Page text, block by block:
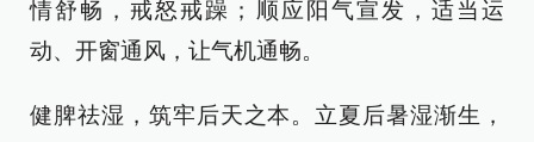
情舒畅，戒怒戒躁；顺应阳气宣发，适当运
动、开窗通风，让气机通畅。
健脾祛湿，筑牢后天之本。立夏后暑湿渐生，